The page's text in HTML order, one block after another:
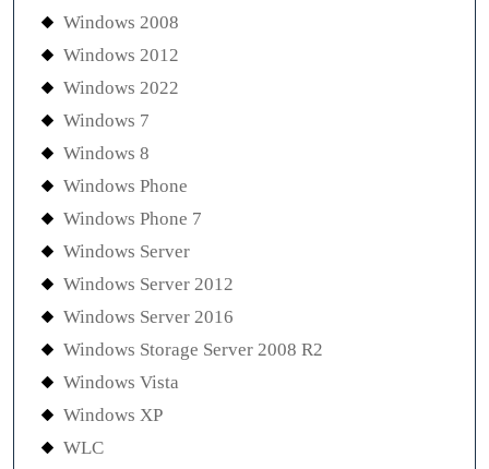
Windows 2008
Windows 2012
Windows 2022
Windows 7
Windows 8
Windows Phone
Windows Phone 7
Windows Server
Windows Server 2012
Windows Server 2016
Windows Storage Server 2008 R2
Windows Vista
Windows XP
WLC